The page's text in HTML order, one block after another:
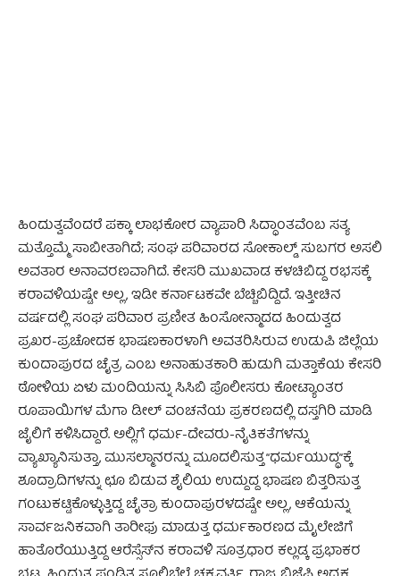
ಹಿಂದುತ್ವವೆಂದರೆ ಪಕ್ಕಾ ಲಾಭಕೋರ ವ್ಯಾಪಾರಿ ಸಿದ್ಧಾಂತವೆಂಬ ಸತ್ಯ
ಮತ್ತೊಮ್ಮೆ ಸಾಬೀತಾಗಿದೆ; ಸಂಘ ಪರಿವಾರದ ಸೋಕಾಲ್ಡ್ ಸುಬಗರ ಅಸಲಿ
ಅವತಾರ ಅನಾವರಣವಾಗಿದೆ. ಕೇಸರಿ ಮುಖವಾಡ ಕಳಚಿಬಿದ್ದ ರಭಸಕ್ಕೆ
ಕರಾವಳಿಯಷ್ಟೇ ಅಲ್ಲ, ಇಡೀ ಕರ್ನಾಟಕವೇ ಬೆಚ್ಚಿಬಿದ್ದಿದೆ. ಇತ್ತೀಚಿನ
ವರ್ಷದಲ್ಲಿ ಸಂಘ ಪರಿವಾರ ಪ್ರಣೀತ ಹಿಂಸೋನ್ಮಾದದ ಹಿಂದುತ್ವದ
ಪ್ರಖರ-ಪ್ರಚೋದಕ ಭಾಷಣಕಾರಳಾಗಿ ಅವತರಿಸಿರುವ ಉಡುಪಿ ಜಿಲ್ಲೆಯ
ಕುಂದಾಪುರದ ಚೈತ್ರ ಎಂಬ ಅನಾಹುತಕಾರಿ ಹುಡುಗಿ ಮತ್ತಾಕೆಯ ಕೇಸರಿ
ಠೋಳಿಯ ಏಳು ಮಂದಿಯನ್ನು ಸಿಸಿಬಿ ಪೊಲೀಸರು ಕೋಟ್ಯಾಂತರ
ರೂಪಾಯಿಗಳ ಮೆಗಾ ಡೀಲ್ ವಂಚನೆಯ ಪ್ರಕರಣದಲ್ಲಿ ದಸ್ತಗಿರಿ ಮಾಡಿ
ಜೈಲಿಗೆ ಕಳಿಸಿದ್ದಾರೆ. ಅಲ್ಲಿಗೆ ಧರ್ಮ-ದೇವರು-ನೈತಿಕತೆಗಳನ್ನು
ವ್ಯಾಖ್ಯಾನಿಸುತ್ತಾ, ಮುಸಲ್ಮಾನರನ್ನು ಮೂದಲಿಸುತ್ತ “ಧರ್ಮಯುದ್ಧ”ಕ್ಕೆ
ಶೂದ್ರಾದಿಗಳನ್ನು ಛೂ ಬಿಡುವ ಶೈಲಿಯ ಉದ್ದುದ್ದ ಭಾಷಣ ಬಿತ್ತರಿಸುತ್ತ
ಗಂಟುಕಟ್ಟಿಕೊಳ್ಳುತ್ತಿದ್ದ ಚೈತ್ರಾ ಕುಂದಾಪುರಳದಷ್ಟೇ ಅಲ್ಲ, ಆಕೆಯನ್ನು
ಸಾರ್ವಜನಿಕವಾಗಿ ತಾರೀಫು ಮಾಡುತ್ತ ಧರ್ಮಕಾರಣದ ಮೈಲೇಜಿಗೆ
ಹಾತೊರೆಯುತ್ತಿದ್ದ ಆರೆಸ್ಸೆಸ್‌ನ ಕರಾವಳಿ ಸೂತ್ರಧಾರ ಕಲ್ಲಡ್ಕ ಪ್ರಭಾಕರ